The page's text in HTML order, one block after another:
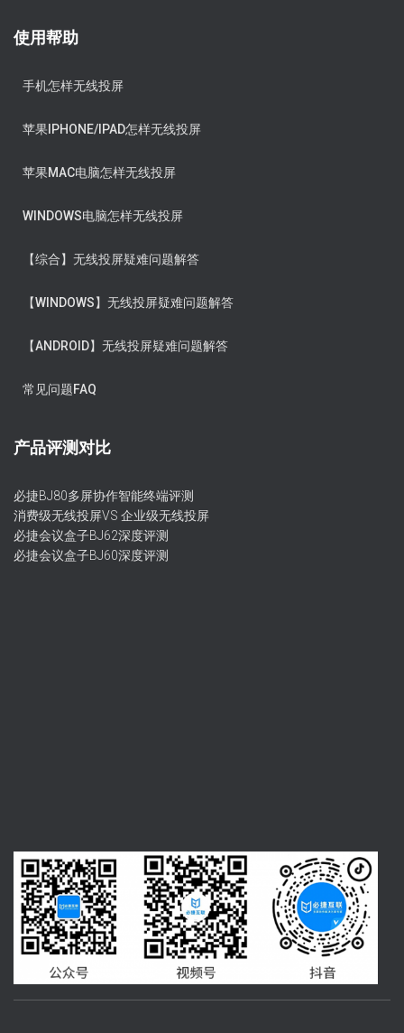
使用帮助
手机怎样无线投屏
苹果IPHONE/IPAD怎样无线投屏
苹果MAC电脑怎样无线投屏
WINDOWS电脑怎样无线投屏
【综合】无线投屏疑难问题解答
【WINDOWS】无线投屏疑难问题解答
【ANDROID】无线投屏疑难问题解答
常见问题FAQ
产品评测对比
必捷BJ80多屏协作智能终端评测
消费级无线投屏VS 企业级无线投屏
必捷会议盒子BJ62深度评测
必捷会议盒子BJ60深度评测